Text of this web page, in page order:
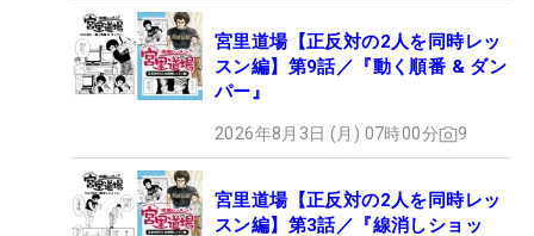
宮里道場【正反対の2人を同時レッ
スン編】第9話／『動く順番 & ダン
パー』
2026年8月3日 (月) 07時00分 9
宮里道場【正反対の2人を同時レッ
スン編】第3話／『線消しショッ